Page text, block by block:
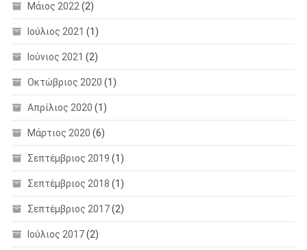
Μάιος 2022(2)
Ιούλιος 2021 (1)
Ιούνιος 2021 (2)
Οκτώβριος 2020 (1)
Απρίλιος 2020 (1)
Μάρτιος 2020 (6)
Σεπτέμβριος 2019 (1)
Σεπτέμβριος 2018 (1)
Σεπτέμβριος 2017(2)
Ιούλιος 2017(2)